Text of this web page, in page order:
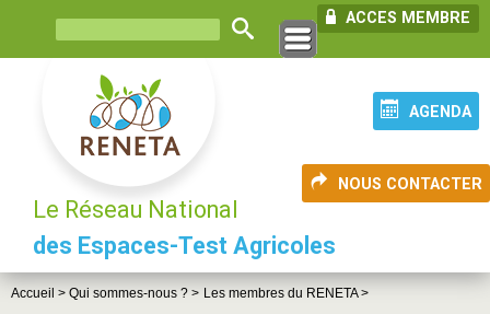
ACCES MEMBRE
AGENDA
NOUS CONTACTER
Le Réseau National
des Espaces-Test Agricoles
Accueil > Qui sommes-nous ? > Les membres du RENETA >